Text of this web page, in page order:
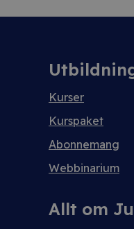
Kurser
Kurspaket
Abonnemang
Webbinarium
Allt om